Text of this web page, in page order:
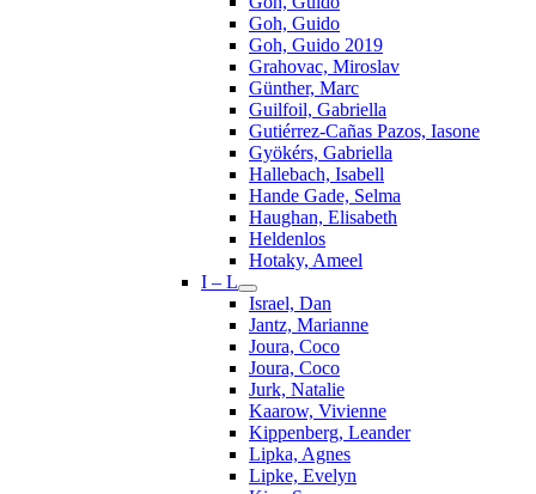
Goh, Guido
Goh, Guido 2019
Grahovac, Miroslav
Günther, Marc
Guilfoil, Gabriella
Gutiérrez-Cañas Pazos, Iasone
Gyökérs, Gabriella
Hallebach, Isabell
Hande Gade, Selma
Haughan, Elisabeth
Heldenlos
Hotaky, Ameel
I – L
Israel, Dan
Jantz, Marianne
Joura, Coco
Joura, Coco
Jurk, Natalie
Kaarow, Vivienne
Kippenberg, Leander
Lipka, Agnes
Lipke, Evelyn